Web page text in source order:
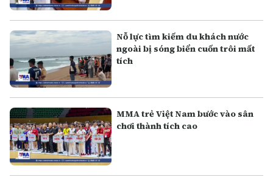
Nỗ lực tìm kiếm du khách nước
ngoài bị sóng biển cuốn trôi mất
tích
MMA trẻ Việt Nam bước vào sân
chơi thành tích cao